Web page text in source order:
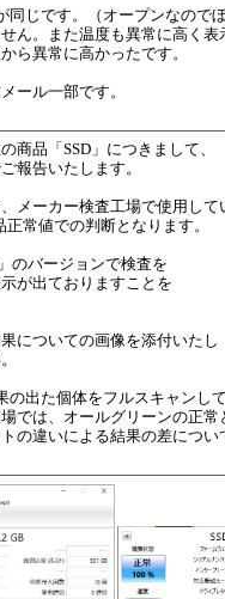
じです。（オープンなので
ん。また温度も異常に高く
ら異常に高かったです。
ール一部です。
商品「SSD」につきまして、
報告いたします。
メーカー検査工場で使用して
正常値での判断となります。
のバージョンで検査を
が出ておりますことを
についての画像を添付いたし
の出た個体をフルスキャンして
では、オールグリーンの正常
の違いによる結果の差につい